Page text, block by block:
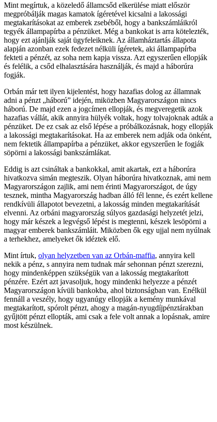
Mint megírtuk, a közeledő államcsőd elkerülése miatt először
megpróbálják magas kamatok ígéretével kicsalni a lakossági
megtakarításokat az emberek zsebéből, hogy a bankszámláikról
tegyék állampapírba a pénzüket. Még a bankokat is arra kötelezték,
hogy ezt ajánlják saját ügyfeleiknek. Az államháztartás állapota
alapján azonban ezek fedezet nélküli ígéretek, aki állampapírba
fekteti a pénzét, az soha nem kapja vissza. Azt egyszerűen ellopják
és felélik, a csőd elhalasztására használják, és majd a háborúra
fogják.
Orbán már tett ilyen kijelentést, hogy hazafias dolog az államnak
adni a pénzt „háború” idején, miközben Magyarországon nincs
háború. De majd ezen a jogcímen ellopják, és megveregetik azok
hazafias vállát, akik annyira hülyék voltak, hogy tolvajoknak adták a
pénzüket. De ez csak az első lépése a próbálkozásnak, hogy ellopják
a lakossági megtakarításokat. Ha az emberek nem adják oda önként,
nem fektetik állampapírba a pénzüket, akkor egyszerűen le fogják
söpörni a lakossági bankszámlákat.
Eddig is azt csináltak a bankokkal, amit akartak, ezt a háborúra
hivatkozva simán megteszik. Olyan háborúra hivatkoznak, ami nem
Magyarországon zajlik, ami nem érinti Magyarországot, de úgy
tesznek, mintha Magyarország hadban álló fél lenne, és ezért kellene
rendkívüli állapotot bevezetni, a lakosság minden megtakarítását
elvenni. Az orbáni magyarország súlyos gazdasági helyzetét jelzi,
hogy már készek a legvégső lépést is megtenni, készek lesöpörni a
magyar emberek bankszámláit. Miközben ők egy ujjal nem nyúlnak
a terhekhez, amelyeket ők idéztek elő.
Mint írtuk, olyan helyzetben van az Orbán-maffia, annyira kell
nekik a pénz, s annyira nem tudnak már sehonnan pénzt szerezni,
hogy mindenképpen szükségük van a lakosság megtakarított
pénzére. Ezért azt javasoljuk, hogy mindenki helyezze a pénzét
Magyarországon kívüli bankokba, ahol biztonságban van. Enélkül
fennáll a veszély, hogy ugyanúgy ellopják a kemény munkával
megtakarított, spórolt pénzt, ahogy a magán-nyugdíjpénztárakban
gyűjtött pénzt ellopták, ami csak a fele volt annak a lopásnak, amire
most készülnek.